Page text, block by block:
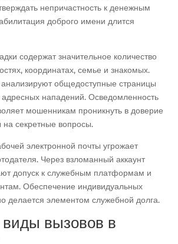
непричастность к денежным
доброго имени длится
содержат значительное количество
координатах, семье и знакомых.
анализируют общедоступные страницы
нападений. Осведомленность
мошенникам проникнуть в доверие
на секретные вопросы.
электронной почты угрожает
Через взломанный аккаунт
допуск к служебным платформам и
Обеспечение индивидуальных
делается элементом служебной долга.
вызовов в